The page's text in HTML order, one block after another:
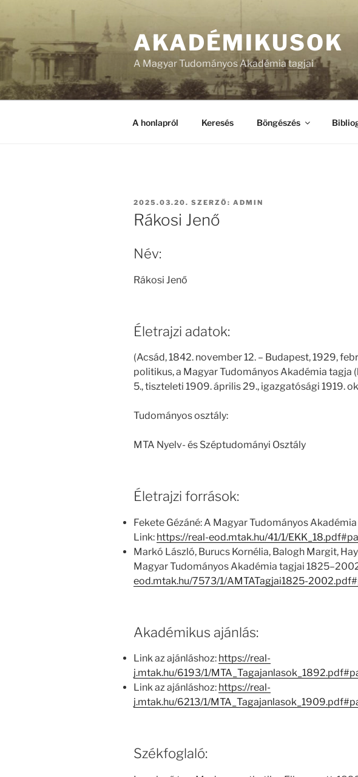
AKADÉMIKUSOK
A Magyar Tudományos Akadémia tagjai
A honlapról Keresés Böngészés
BEKÜLDVE:
2025.03.20. SZERZŐ: ADMIN
Rákosi Jenő
Név:
Rákosi Jenő
Életrajzi adatok:
(Acsád, 1842. november 12. – Budapest, 1929,
politikus, a Magyar Tudományos Akadémia tagja
5., tiszteleti 1909. április 29., igazgatósági 1919.
Tudományos osztály:
MTA Nyelv- és Széptudományi Osztály
Életrajzi források:
Fekete Gézáné: A Magyar Tudományos
Link: https://real-eod.mtak.hu/41/1/
Markó László, Burucs Kornélia, Balogh Margit,
Magyar Tudományos Akadémia tagjai
eod.mtak.hu/7573/1/AMTATagjai1825-
Akadémikus ajánlás:
Link az ajánláshoz: https://real-
j.mtak.hu/6193/1/
Link az ajánláshoz: https://real-
j.mtak.hu/6213/1/
Székfoglaló: